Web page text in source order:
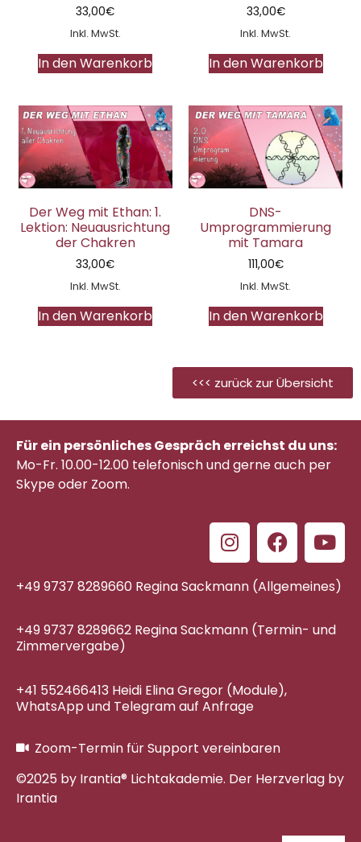
33,00€
Inkl. MwSt.
In den Warenkorb
33,00€
Inkl. MwSt.
In den Warenkorb
Der Weg mit Ethan: 1.
Lektion: Neuausrichtung
der Chakren
33,00€
Inkl. MwSt.
In den Warenkorb
DNS-
Umprogrammierung
mit Tamara
111,00€
Inkl. MwSt.
In den Warenkorb
<<< zurück zur Übersicht
Für ein persönliches Gespräch erreichst du uns:
Mo-Fr. 10.00-12.00 telefonischund gerne auch per
Skype oder Zoom.
+49 9737 8289660 Regina Sackmann (Allgemeines)
+49 9737 8289662 Regina Sackmann (Termin- und
Zimmervergabe)
+41 552466413 Heidi Elina Gregor (Module),
WhatsApp und Telegram auf Anfrage
Zoom-Termin für Support vereinbaren
©2025 by Irantia® Lichtakademie. Der Herzverlag by
Irantia